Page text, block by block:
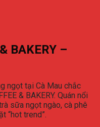
BAKERY –
ngọt tại Cà Mau chắc
& BAKERY. Quán nổi
sữa ngọt ngào, cà phê
“hot trend”.